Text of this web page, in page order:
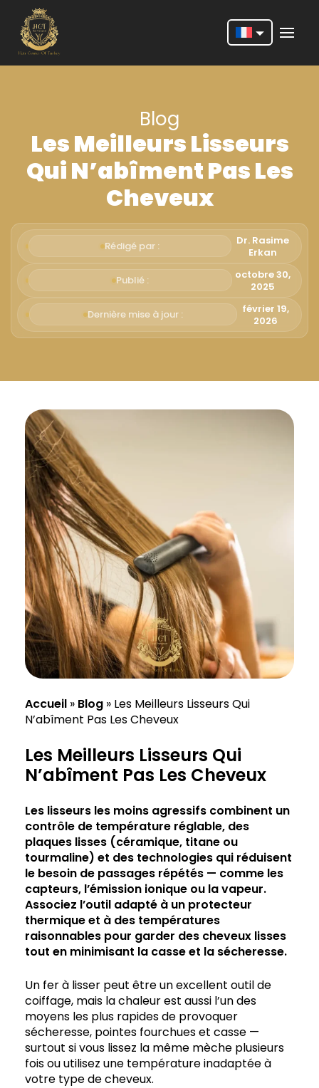
Deutsch
Português
Türkçe
Italiano
Română
Русский
Svenska
Blog
Les Meilleurs Lisseurs
Qui N’abîment Pas Les
Cheveux
Rédigé par :
Dr. Rasime
Erkan
Publié :
octobre 30,
2025
Dernière mise à jour :
février 19,
2026
Accueil » Blog » Les Meilleurs Lisseurs Qui
N’abîment Pas Les Cheveux
Les Meilleurs Lisseurs Qui
N’abîment Pas Les Cheveux
Les lisseurs les moins agressifs combinent un
contrôle de température réglable, des
plaques lisses (céramique, titane ou
tourmaline) et des technologies qui réduisent
le besoin de passages répétés — comme les
capteurs, l’émission ionique ou la vapeur.
Associez l’outil adapté à un protecteur
thermique et à des températures
raisonnables pour garder des cheveux lisses
tout en minimisant la casse et la sécheresse.
Un fer à lisser peut être un excellent outil de
coiffage, mais la chaleur est aussi l’un des
moyens les plus rapides de provoquer
sécheresse, pointes fourchues et casse —
surtout si vous lissez la même mèche plusieurs
fois ou utilisez une température inadaptée à
votre type de cheveux.